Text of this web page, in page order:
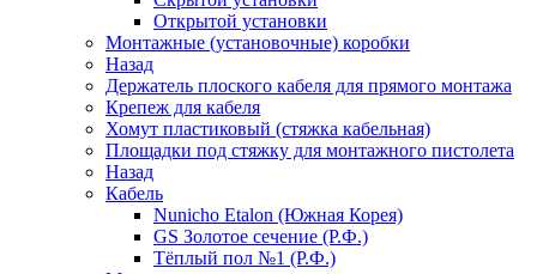
Открытой установки
Монтажные (установочные) коробки
Назад
Держатель плоского кабеля для прямого монтажа
Крепеж для кабеля
Хомут пластиковый (стяжка кабельная)
Площадки под стяжку для монтажного пистолета
Назад
Кабель
Nunicho Etalon (Южная Корея)
GS Золотое сечение (Р.Ф.)
Тёплый пол №1 (Р.Ф.)